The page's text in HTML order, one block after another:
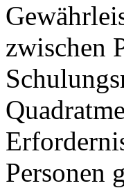
zwischen
Personen